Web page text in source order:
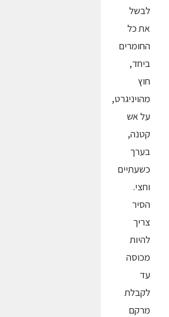
לבשל
את כל
החומרים
ביחד,
חוץ
מהויניגרט,
על אש
קטנה,
בערך
כשעתיים
וחצי.
הסיר
צריך
להיות
מכוסה
עד
לקבלת
מרקם